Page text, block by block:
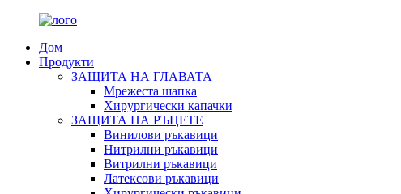
Дом
Продукти
ЗАЩИТА НА ГЛАВАТА
Мрежеста шапка
Хирургически капачки
ЗАЩИТА НА РЪЦЕТЕ
Винилови ръкавици
Нитрилни ръкавици
Витрилни ръкавици
Латексови ръкавици